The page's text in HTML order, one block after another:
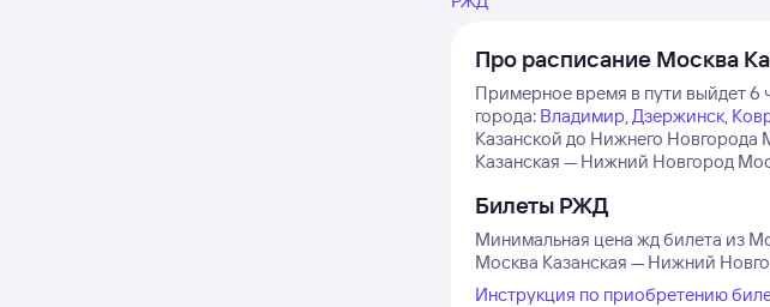
Про расписание Москва
Примерное время в пути выйдет 6
города: Владимир,Дзержинск,
Казанской до Нижнего
Казанская — Нижний Новгород
Билеты РЖД
Минимальная цена жд билета из
Москва Казанская — Нижний
Инструкция по приобретению